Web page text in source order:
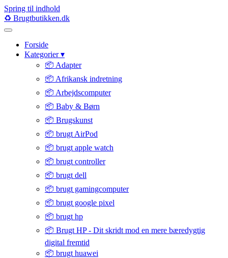
Spring til indhold
♻️ Brugtbutikken.dk
Forside
Kategorier▾
📦 Adapter
📦 Afrikansk indretning
📦 Arbejdscomputer
📦 Baby & Børn
📦 Brugskunst
📦 brugt AirPod
📦 brugt apple watch
📦 brugt controller
📦 brugt dell
📦 brugt gamingcomputer
📦 brugt google pixel
📦 brugt hp
📦 Brugt HP - Dit skridt mod en mere bæredygtig
digital fremtid
📦 brugt huawei